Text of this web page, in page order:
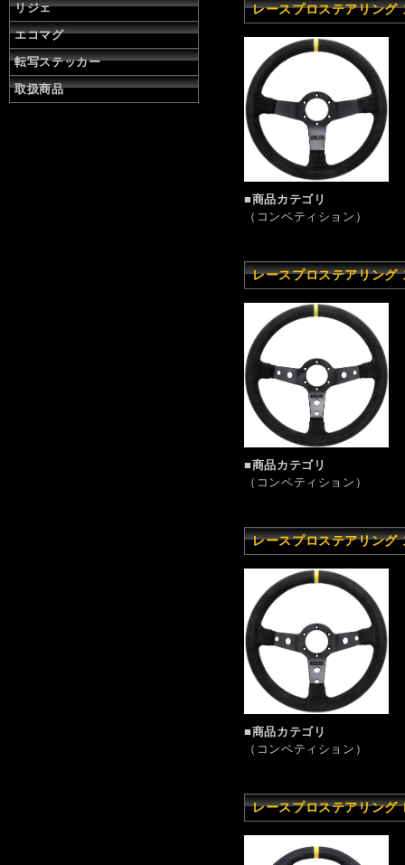
リジェ
エコマグ
転写ステッカー
取扱商品
レースプロステアリン
■商品カテゴリ
（コンペティション）
レースプロステアリン
■商品カテゴリ
（コンペティション）
レースプロステアリン
■商品カテゴリ
（コンペティション）
レースプロステアリン